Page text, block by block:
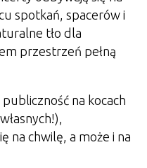
spotkań, spacerów i
tło dla
przestrzeń pełną
publiczność na kocach
na chwilę, a może i na